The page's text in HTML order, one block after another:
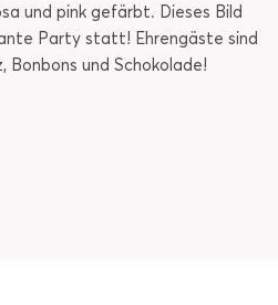
und pink gefärbt. Dieses Bild
Party statt! Ehrengäste sind
und Schokolade!